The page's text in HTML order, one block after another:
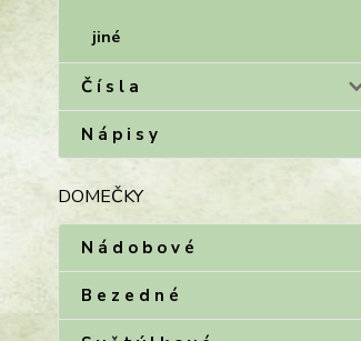
jiné
Č í s l a
N á p i s y
DOMEČKY
N á d o b o v é
B e z e d n é